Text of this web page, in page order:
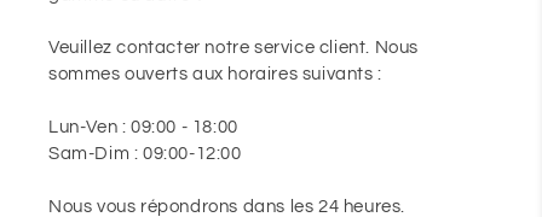
Veuillez contacter notre service client. Nous
sommes ouverts aux horaires suivants :
Lun-Ven : 09:00 - 18:00
Sam-Dim : 09:00-12:00
Nous vous répondrons dans les 24 heures.